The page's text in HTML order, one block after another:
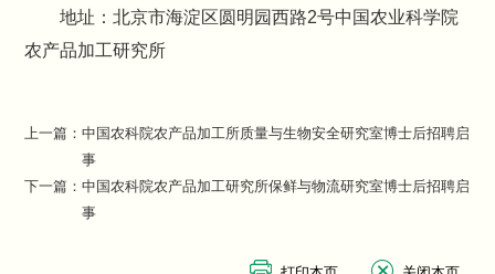
地址：北京市海淀区圆明园西路2号中国农业科学院
农产品加工研究所
上一篇：中国农科院农产品加工所质量与生物安全研究室博士后招聘启
事
下一篇：中国农科院农产品加工研究所保鲜与物流研究室博士后招聘启
事